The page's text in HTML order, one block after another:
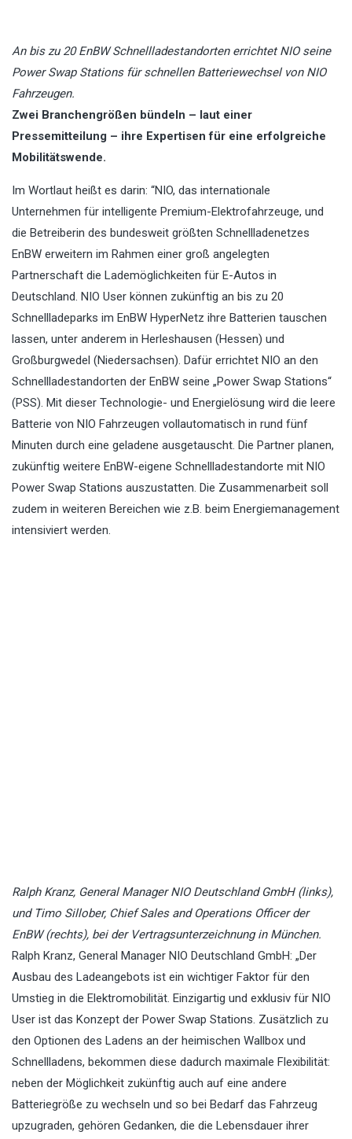
An bis zu 20 EnBW Schnellladestandorten errichtet NIO seine
Power Swap Stations für schnellen Batteriewechsel von NIO
Fahrzeugen.
Zwei Branchengrößen bündeln – laut einer
Pressemitteilung – ihre Expertisen für eine erfolgreiche
Mobilitätswende.
Im Wortlaut heißt es darin: “NIO, das internationale
Unternehmen für intelligente Premium-Elektrofahrzeuge, und
die Betreiberin des bundesweit größten Schnellladenetzes
EnBW erweitern im Rahmen einer groß angelegten
Partnerschaft die Lademöglichkeiten für E-Autos in
Deutschland. NIO User können zukünftig an bis zu 20
Schnellladeparks im EnBW HyperNetz ihre Batterien tauschen
lassen, unter anderem in Herleshausen (Hessen) und
Großburgwedel (Niedersachsen). Dafür errichtet NIO an den
Schnellladestandorten der EnBW seine „Power Swap Stations“
(PSS). Mit dieser Technologie- und Energielösung wird die leere
Batterie von NIO Fahrzeugen vollautomatisch in rund fünf
Minuten durch eine geladene ausgetauscht. Die Partner planen,
zukünftig weitere EnBW-eigene Schnellladestandorte mit NIO
Power Swap Stations auszustatten. Die Zusammenarbeit soll
zudem in weiteren Bereichen wie z.B. beim Energiemanagement
intensiviert werden.
Ralph Kranz, General Manager NIO Deutschland GmbH (links),
und Timo Sillober, Chief Sales and Operations Officer der
EnBW (rechts), bei der Vertragsunterzeichnung in München.
Ralph Kranz, General Manager NIO Deutschland GmbH: „Der
Ausbau des Ladeangebots ist ein wichtiger Faktor für den
Umstieg in die Elektromobilität. Einzigartig und exklusiv für NIO
User ist das Konzept der Power Swap Stations. Zusätzlich zu
den Optionen des Ladens an der heimischen Wallbox und
Schnellladens, bekommen diese dadurch maximale Flexibilität:
neben der Möglichkeit zukünftig auch auf eine andere
Batteriegröße zu wechseln und so bei Bedarf das Fahrzeug
upzugraden, gehören Gedanken, die die Lebensdauer ihrer